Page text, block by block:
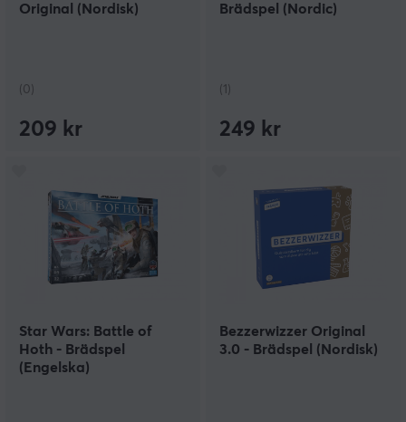
Original (Nordisk)
(0)
209 kr
Brädspel (Nordic)
(1)
249 kr
Star Wars: Battle of
Hoth - Brädspel
(Engelska)
Bezzerwizzer Original
3.0 - Brädspel (Nordisk)